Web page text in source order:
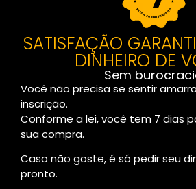
SATISFAÇÃO
DINHEIRO DE
Sem
Você não precisa se sentir
inscrição.
Conforme a lei, você tem 7 dias
sua compra.
Caso não goste, é só pedir seu
pronto.